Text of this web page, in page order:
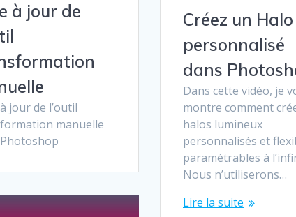
à jour de
jour de l’outil
manuelle
Créez un Halo
personnalisé
dans
Dans cette vidéo, je
montre comment
halos lumineux
personnalisés et
paramétrables à
Nous n’utiliserons…
Lire la suite